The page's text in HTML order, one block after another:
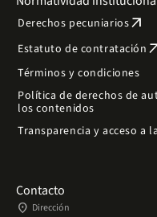
Derechos pecuniariosarrow_outward
Estatuto de contratación
Términos y condiciones
Política de derechos de
los contenidos
Transparencia y acceso a
Contacto
place Dirección